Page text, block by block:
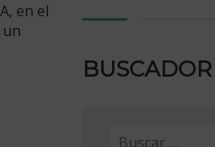
en el
BUSCADOR
Buscar: